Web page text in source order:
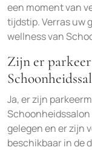
een moment van
tijdstip. Verras uw
wellness van
Zijn er
Ja, er zijn
gelegen en er zijn
beschikbaar in de